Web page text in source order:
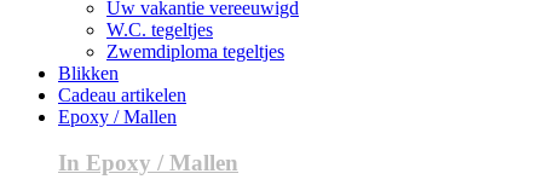
Uw vakantie vereeuwigd
W.C. tegeltjes
Zwemdiploma tegeltjes
Blikken
Cadeau artikelen
Epoxy / Mallen
In Epoxy / Mallen